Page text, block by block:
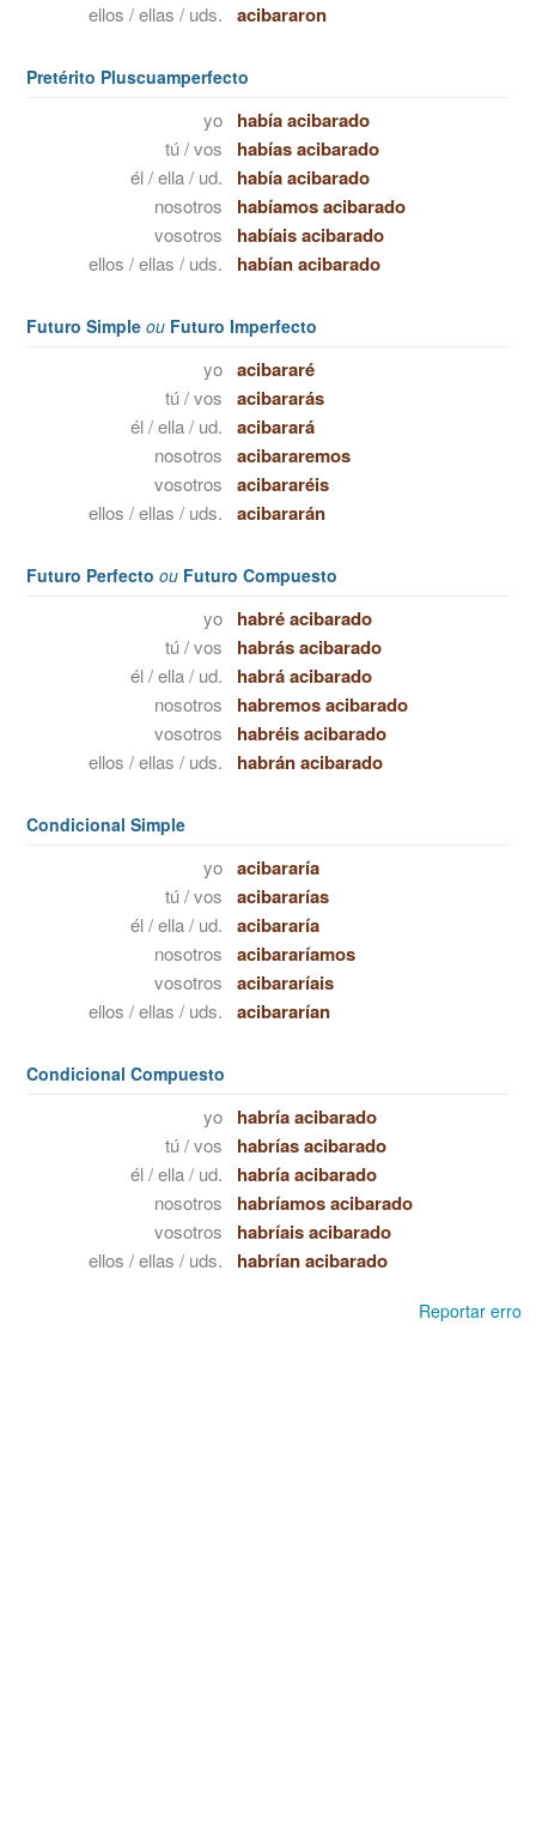
ellos / ellas / uds. acibararon
Pretérito Pluscuamperfecto
yo había acibarado
tú / vos habías acibarado
él / ella / ud. había acibarado
nosotros habíamos acibarado
vosotros habíais acibarado
ellos / ellas / uds. habían acibarado
Futuro Simple ou Futuro Imperfecto
yo acibararé
tú / vos acibararás
él / ella / ud. acibarará
nosotros acibararemos
vosotros acibararéis
ellos / ellas / uds. acibararán
Futuro Perfecto ou Futuro Compuesto
yo habré acibarado
tú / vos habrás acibarado
él / ella / ud. habrá acibarado
nosotros habremos acibarado
vosotros habréis acibarado
ellos / ellas / uds. habrán acibarado
Condicional Simple
yo acibararía
tú / vos acibararías
él / ella / ud. acibararía
nosotros acibararíamos
vosotros acibararíais
ellos / ellas / uds. acibararían
Condicional Compuesto
yo habría acibarado
tú / vos habrías acibarado
él / ella / ud. habría acibarado
nosotros habríamos acibarado
vosotros habríais acibarado
ellos / ellas / uds. habrían acibarado
Reportar erro